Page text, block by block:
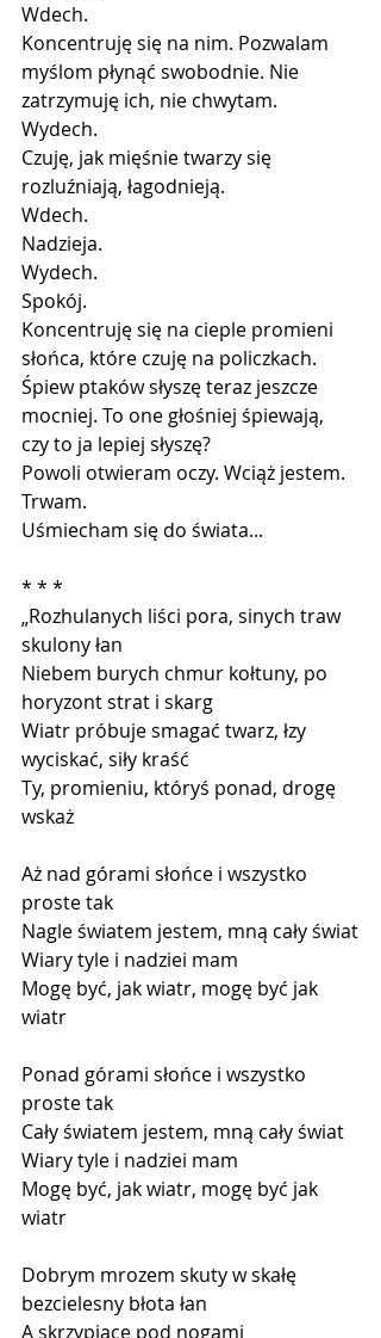
Wdech.
Koncentruję się na nim. Pozwalam
myślom płynąć swobodnie. Nie
zatrzymuję ich, nie chwytam.
Wydech.
Czuję, jak mięśnie twarzy się
rozluźniają, łagodnieją.
Wdech.
Nadzieja.
Wydech.
Spokój.
Koncentruję się na cieple promieni
słońca, które czuję na policzkach.
Śpiew ptaków słyszę teraz jeszcze
mocniej. To one głośniej śpiewają,
czy to ja lepiej słyszę?
Powoli otwieram oczy. Wciąż jestem.
Trwam.
Uśmiecham się do świata...
* * *
„Rozhulanych liści pora, sinych traw
skulony łan
Niebem burych chmur kołtuny, po
horyzont strat i skarg
Wiatr próbuje smagać twarz, łzy
wyciskać, siły kraść
Ty, promieniu, któryś ponad, drogę
wskaż
Aż nad górami słońce i wszystko
proste tak
Nagle światem jestem, mną cały świat
Wiary tyle i nadziei mam
Mogę być, jak wiatr, mogę być jak
wiatr
Ponad górami słońce i wszystko
proste tak
Cały światem jestem, mną cały świat
Wiary tyle i nadziei mam
Mogę być, jak wiatr, mogę być jak
wiatr
Dobrym mrozem skuty w skałę
bezcielesny błota łan
A skrzypiące pod nogami